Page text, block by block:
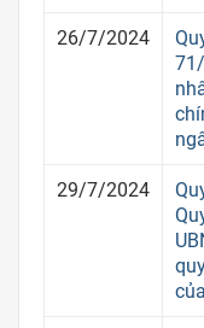
26/7/2024
29/7/2024